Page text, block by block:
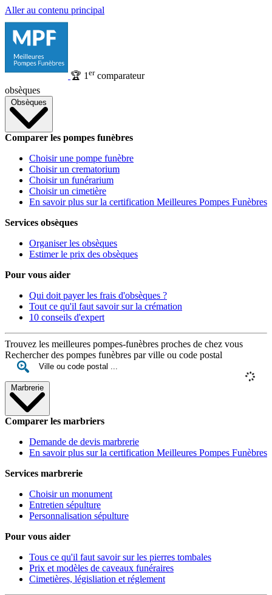
Aller au contenu principal
🏆 1 ercomparateur
obsèques
Obsèques
Comparer les pompes funèbres
Choisir une pompe funèbre
Choisir un crematorium
Choisir un funérarium
Choisir un cimetière
En savoir plus sur la certification Meilleures Pompes Funèbres
Services obsèques
Organiser les obsèques
Estimer le prix des obsèques
Pour vous aider
Qui doit payer les frais d'obsèques ?
Tout ce qu'il faut savoir sur la crémation
10 conseils d'expert
Trouvez les meilleures pompes-funèbres proches de chez vous
Rechercher des pompes funèbres par ville ou code postal
Marbrerie
Comparer les marbriers
Demande de devis marbrerie
En savoir plus sur la certification Meilleures Pompes Funèbres
Services marbrerie
Choisir un monument
Entretien sépulture
Personnalisation sépulture
Pour vous aider
Tous ce qu'il faut savoir sur les pierres tombales
Prix et modèles de caveaux funéraires
Cimetières, législiation et réglement